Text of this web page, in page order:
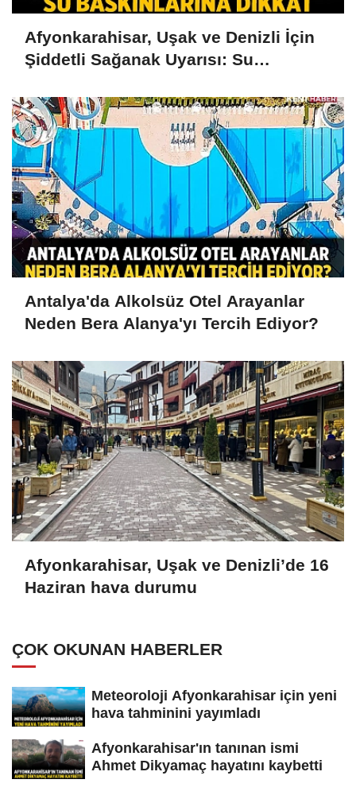
Afyonkarahisar, Uşak ve Denizli İçin
Şiddetli Sağanak Uyarısı: Su
Antalya'da Alkolsüz Otel Arayanlar
Neden Bera Alanya'yı Tercih Ediyor?
Afyonkarahisar, Uşak ve Denizli’de 16
Haziran hava durumu
ÇOK OKUNAN HABERLER
Meteoroloji Afyonkarahisar için yeni
hava tahminini yayımladı
Afyonkarahisar'ın tanınan ismi
Ahmet Dikyamaç hayatını kaybetti